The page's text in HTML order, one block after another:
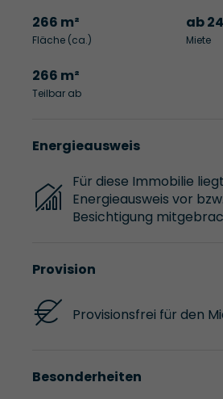
266 m²
Fläche (ca.)
ab
Miete
266 m²
Teilbar ab
Energieausweis
Für diese Immobilie
Energieausweis vor
Besichtigung
Provision
Provisionsfrei für den
Besonderheiten